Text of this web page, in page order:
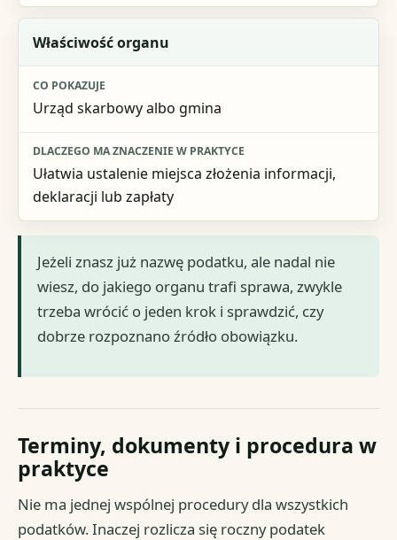
Właściwość organu
Urząd skarbowy albo gmina
Ułatwia ustalenie miejsca złożenia informacji,
deklaracji lub zapłaty
Jeżeli znasz już nazwę podatku, ale nadal nie
wiesz, do jakiego organu trafi sprawa, zwykle
trzeba wrócić o jeden krok i sprawdzić, czy
dobrze rozpoznano źródło obowiązku.
Terminy, dokumenty i procedura w
praktyce
Nie ma jednej wspólnej procedury dla wszystkich
podatków. Inaczej rozlicza się roczny podatek